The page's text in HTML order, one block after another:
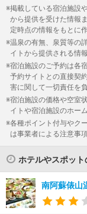
掲載している宿泊施設
から提供を受けた情報
定時点の情報をもとに
温泉の有無、泉質等の
イトから提供される情
宿泊施設のご予約は各
予約サイトとの直接契
害に関して一切責任を
宿泊施設の価格や空室
イトや宿泊施設のホー
各種ポイント付与やク
は事業者による注意事
ホテルやスポット
南阿蘇俵